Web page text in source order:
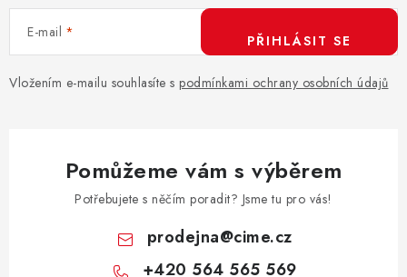
E-mail
Vložením e-mailu souhlasíte s podmínkami ochrany osobních údajů
PŘIHLÁSIT SE
Pomůžeme vám s výběrem
Potřebujete s něčím poradit? Jsme tu pro vás!
prodejna@cime.cz
+420 564 565 569